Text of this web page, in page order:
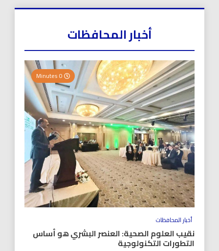
أخبار المحافظات
أخبار المحافظات
نقيب العلوم الصحية: العنصر البشري هو أساس
التطورات التكنولوجية